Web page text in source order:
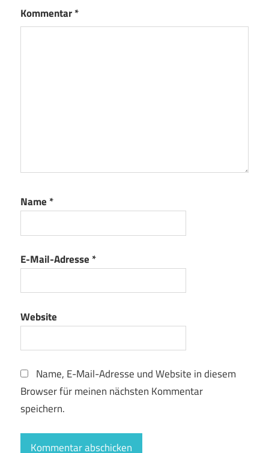
Kommentar*
Name *
E-Mail-Adresse *
Website
Name, E-Mail-Adresse und Website in diesem
Browser für meinen nächsten Kommentar
speichern.